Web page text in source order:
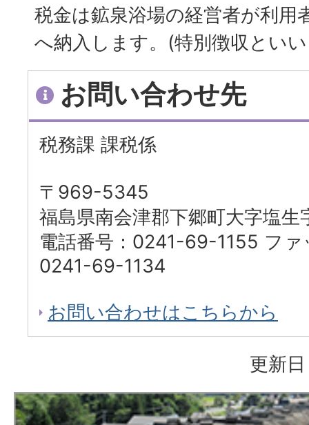
税金は鉱泉浴場の経営者が利用
へ納入します。(特別徴収とい
お問い合わせ先
税務課 課税係
〒969-5345
福島県南会津郡下郷町大字塩
電話番号：0241-69-1155 ファ
0241-69-1134
お問い合わせはこちらから
更新